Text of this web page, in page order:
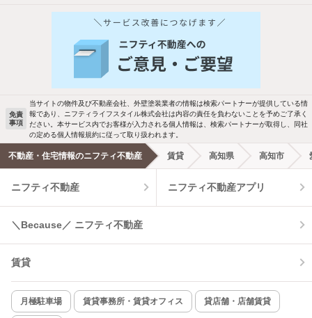
他の人はこんな条件で絞り込んでいます！
バス・トイレ別 2階以上
駐車場あり ペット相談
洗濯機置場あり 独立洗面台
エアコンあり 都市ガス
温水洗浄便座 オートロック
コンロ2口以上
新着のみ インターネット無料
免責
事項
当サイトの物件及び不動産会社、外壁塗装業者の情報は検索パートナーが提供している情
報であり、ニフティライフスタイル株式会社は内容の責任を負わないことを予めご了承く
ださい。本サービス内でお客様が入力される個人情報は、検索パートナーが取得し、同社
の定める個人情報規約に従って取り扱われます。
不動産・住宅情報のニフティ不動産 賃貸 高知県 高知市
ニフティ不動産 ニフティ不動産アプリ
＼Because／ ニフティ不動産
賃貸
月極駐車場 賃貸事務所・賃貸オフィス 貸店舗・店舗賃貸